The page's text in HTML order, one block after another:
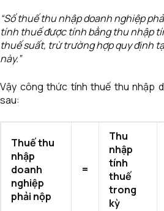
“Số thuế thu nhập doanh nghiệp
tính thuế được tính bằng thu nhập
thuế suất, trừ trường hợp quy định
này.”
Vậy công thức tính thuế thu nhập
sau:
Thuế thu
nhập
doanh
nghiệp
phải nộp
=
Thu
nhập
tính
thuế
trong
kỳ